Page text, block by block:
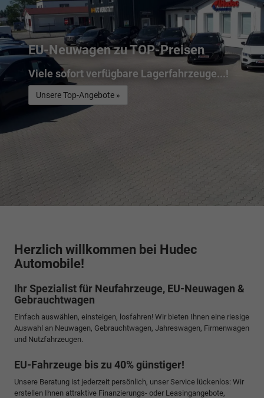
EU-Neuwagen zu TOP-Preisen
Viele sofort verfügbare Lagerfahrzeuge...!
Unsere Top-Angebote »
Herzlich willkommen bei Hudec
Automobile!
Ihr Spezialist für Neufahrzeuge, EU-Neuwagen &
Gebrauchtwagen
Einfach auswählen, einsteigen, losfahren! Wir bieten Ihnen eine riesige
Auswahl an Neuwagen, Gebrauchtwagen, Jahreswagen, Firmenwagen
und Nutzfahrzeugen.
EU-Fahrzeuge bis zu 40% günstiger!
Unsere Beratung ist jederzeit persönlich, unser Service lückenlos: Wir
erstellen Ihnen attraktive Finanzierungs- oder Leasingangebote,